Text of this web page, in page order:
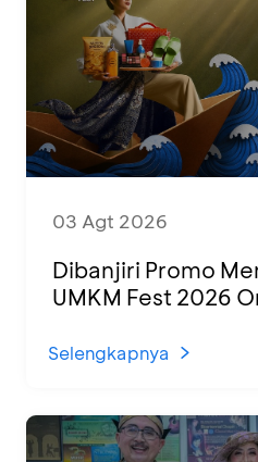
03 Agt 2026
Dibanjiri Promo
UMKM Fest 2026
Selengkapnya